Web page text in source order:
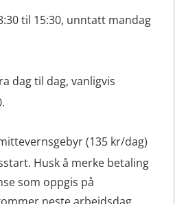
liten båt (MOB)
– repetisjon (OSE152)
for Mann-Over-
liten båt
(GMDSS)
til 15:30, unntatt mandag
dag til dag, vanligvis
(135 kr/dag)
Husk å merke betaling
som oppgis på